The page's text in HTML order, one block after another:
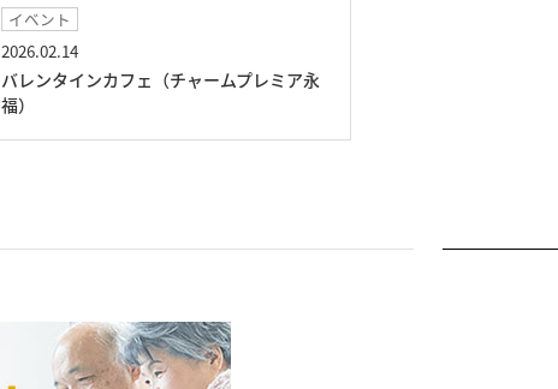
イベント
2026.02.14
バレンタインカフェ（チャームプレミア永
福）